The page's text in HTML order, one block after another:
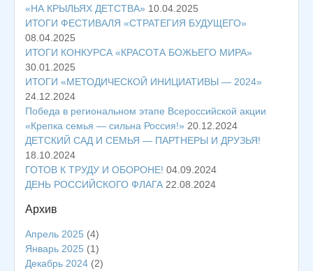
«НА КРЫЛЬЯХ ДЕТСТВА» 10.04.2025
ИТОГИ ФЕСТИВАЛЯ «СТРАТЕГИЯ БУДУЩЕГО»
08.04.2025
ИТОГИ КОНКУРСА «КРАСОТА БОЖЬЕГО МИРА»
30.01.2025
ИТОГИ «МЕТОДИЧЕСКОЙ ИНИЦИАТИВЫ — 2024»
24.12.2024
Победа в региональном этапе Всероссийской акции
«Крепка семья — сильна Россия!» 20.12.2024
ДЕТСКИЙ САД И СЕМЬЯ — ПАРТНЕРЫ И ДРУЗЬЯ!
18.10.2024
ГОТОВ К ТРУДУ И ОБОРОНЕ! 04.09.2024
ДЕНЬ РОССИЙСКОГО ФЛАГА 22.08.2024
Архив
Апрель 2025 (4)
Январь 2025 (1)
Декабрь 2024 (2)